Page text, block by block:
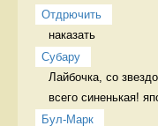
Отдрючить
наказать
Cубару
Лайбочка, со
всего синенькая!
Бул-Марк